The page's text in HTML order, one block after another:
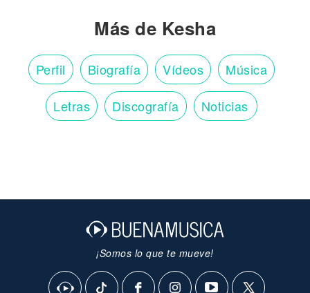
Más de Kesha
Perfil Biografía Vídeos Música
Letras Discografía Noticias
¡Somos lo que te mueve!